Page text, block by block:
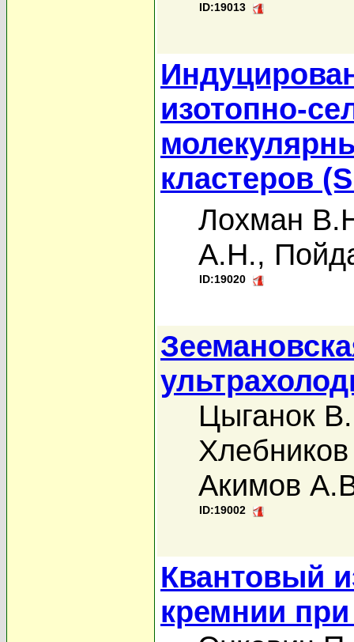
ID:19013
изотопно-
кластеров
Лохман
А.Н.,
ID:19020
Цыганок
Акимов
ID:19002
Квантовый
кремнии